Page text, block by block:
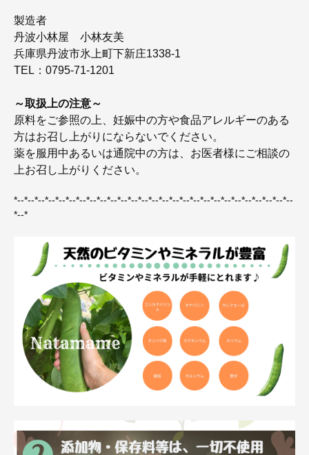
製造者
丹波小林屋 小林友美
兵庫県丹波市氷上町下新庄1338-1
TEL：0795-71-1201
～取扱上の注意～
原料をご参照の上、妊娠中の方や食品アレルギーのある
方はお召し上がりにならないでください。
薬を服用中あるいは通院中の方は、お医者様にご相談の
上お召し上がりください。
*--*--*--*--*--*--*--*--*--*--*--*--*--*--*--*--*--*--*--*--*--*--*--*--*--*--*--
*--*